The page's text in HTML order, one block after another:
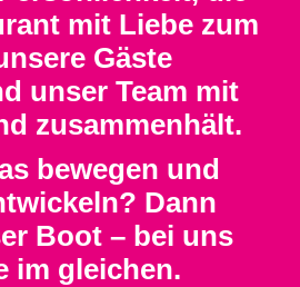
mit Liebe zum
Gäste
unser Team mit
zusammenhält.
bewegen und
Dann
Boot – bei uns
im gleichen.